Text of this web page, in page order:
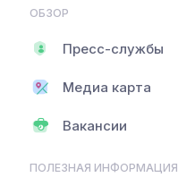
ОБЗОР
Пресс-службы
Медиа карта
Вакансии
ПОЛЕЗНАЯ ИНФОРМАЦИЯ